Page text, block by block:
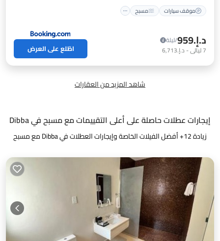
موقف سيارات
مسبح
د.إ.‏959
/ليلة
7ليالي- د.إ.‏6,713 اطّلع على العرض
شاهد المزيد من العقارات
إيجارات عطلات حاصلة على أعلى التقييمات مع مسبح في Dibba
زيادة12+ أفضل الفيلات الخاصة وإيجارات العطلات في Dibba مع مسبح